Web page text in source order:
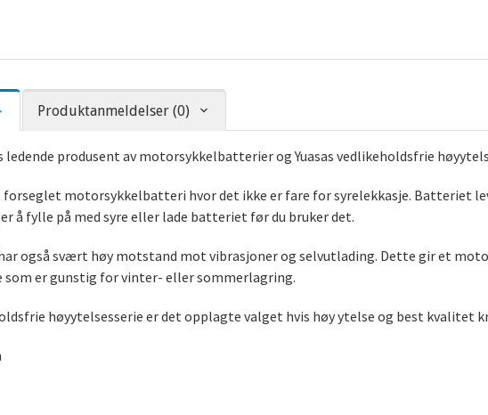
Produktanmeldelser (0)
ledende produsent av motorsykkelbatterier og Yuasas vedlikeholdsfrie
forseglet motorsykkelbatteri hvor det ikke er fare for syrelekkasje.
å fylle på med syre eller lade batteriet før du bruker det.
også svært høy motstand mot vibrasjoner og selvutlading. Dette gir et
som er gunstig for vinter- eller sommerlagring.
høyytelsesserie er det opplagte valget hvis høy ytelse og best kvalitet